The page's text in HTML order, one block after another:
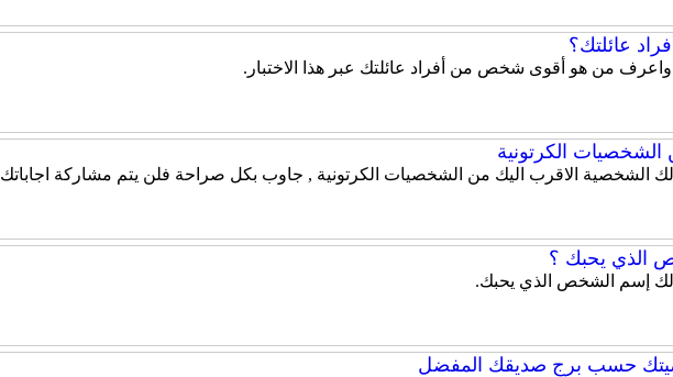
عائلتك؟
واعرف من هو أقوى شخص من أفراد عائلتك عبر هذا الاختبار.
الكرتونية
لك الشخصية الاقرب اليك من الشخصيات الكرتونية , جاوب بكل صراحة فلن يتم مشاركة اجاباتك
الذي يحبك ؟
لك إسم الشخص الذي يحبك.
حسب برج صديقك المفضل